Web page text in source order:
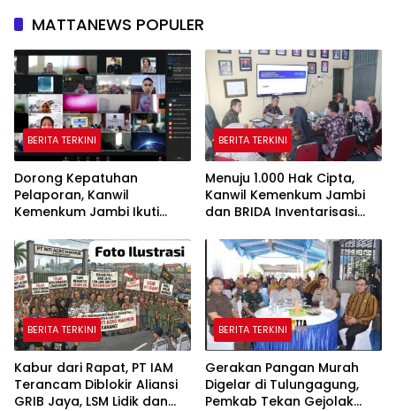
MATTANEWS POPULER
BERITA TERKINI
Dorong Kepatuhan
Pelaporan, Kanwil
Kemenkum Jambi Ikuti
Korporasi Nonaktif Secara
Administratif
BERITA TERKINI
Menuju 1.000 Hak Cipta,
Kanwil Kemenkum Jambi
dan BRIDA Inventarisasi
BERITA TERKINI
Kabur dari Rapat, PT IAM
Terancam Diblokir Aliansi
GRIB Jaya, LSM Lidik dan
BERITA TERKINI
Gerakan Pangan Murah
Digelar di Tulungagung,
Pemkab Tekan Gejolak